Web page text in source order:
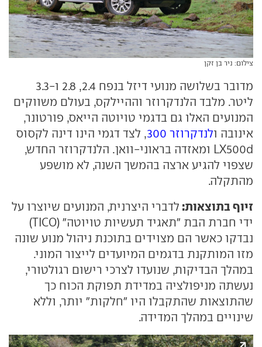
צילום: ניר בן זקן
מדובר בשלושה מנועי דיזל בנפח 2.4, 2.8 ו-3.3
ליטר. מלבד הלנדקרוזר וההיילקס, בעולם משווקים
המנועים האלו גם בדגמי טויוטה הייאס, פורטונר,
אינובה ולנדקרוזר 300
, לצד דגמי הינו דינה לקסוס
LX500d ומאזדה בראוני-וואן. הלנדקרוזר החדש,
שצפוי להגיע ארצה בהמשך השנה, לא מושפע
מהתקלה.
זיוף בתוצאות: לדברי היצרנית, המנועים שיוצרו על
ידי חברת הבת "תאגיד תעשיות טויוטה" (TICO)
נבדקו כאשר הם מצוידים בתוכנת ניהול מנוע שונה
מזו המותקנת בדגמים המיועדים לייצור המוני.
במהלך הבדיקות, שנועדו לצרכי רישום רגולטורי,
נעשתה מניפולציה במדידת תפוקת הכוח כך
שהתוצאות שהתקבלו היו "חלקות" יותר, וללא
שינויים במהלך המדידה.